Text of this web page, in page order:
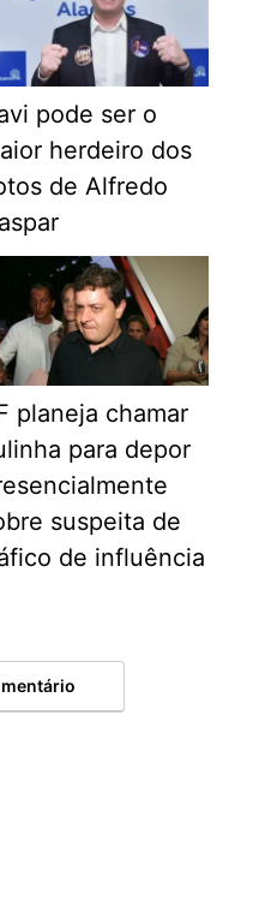
pode ser o
herdeiro dos
de Alfredo
planeja chamar
para depor
suspeita de
de influência